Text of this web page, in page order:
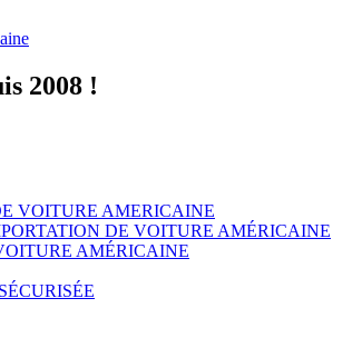
2008 !
VOITURE AMERICAINE
DE VOITURE AMÉRICAINE
AMÉRICAINE